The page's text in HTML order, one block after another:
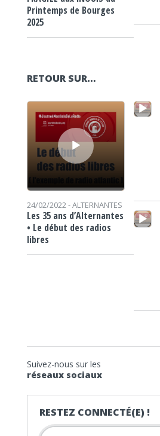
Printemps de Bourges
2025
RETOUR SUR…
Lecteur audio
24/02/2022 -ALTERNANTES
Les 35 ans d’Alternantes
• Le début des radios
libres
Lecteur audio
Lecteur audio
Suivez-nous sur les
réseaux sociaux
RESTEZ CONNECTÉ(E) !